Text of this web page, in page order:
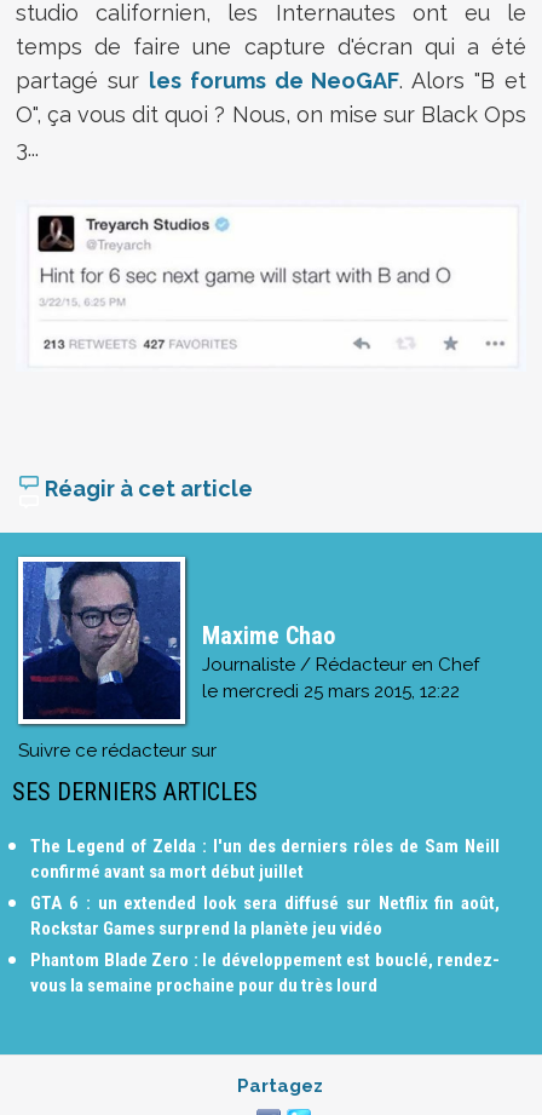
studio californien, les Internautes ont eu le
temps de faire une capture d'écran qui a été
partagé sur les forums de NeoGAF. Alors "B et
O", ça vous dit quoi ? Nous, on mise sur Black Ops
3...
Réagir à cet article
Maxime Chao
Journaliste / Rédacteur en Chef
le mercredi 25 mars 2015, 12:22
Suivre ce rédacteur sur
SES DERNIERS ARTICLES
The Legend of Zelda : l'un des derniers rôles de Sam Neill
confirmé avant sa mort début juillet
GTA 6 : un extended look sera diffusé sur Netflix fin août,
Rockstar Games surprend la planète jeu vidéo
Phantom Blade Zero : le développement est bouclé, rendez-
vous la semaine prochaine pour du très lourd
Partagez